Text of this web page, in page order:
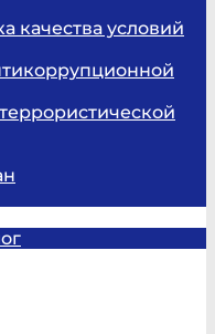
качества условий